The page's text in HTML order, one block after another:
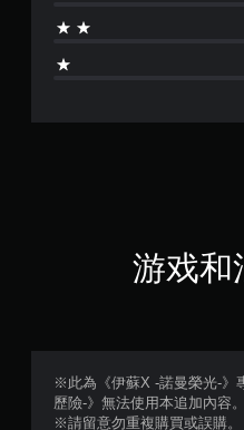
游戏和
※此為《伊蘇X -諾曼榮光-》
歷險-》無法使用本追加內容。
※請留意勿重複購買或誤購。